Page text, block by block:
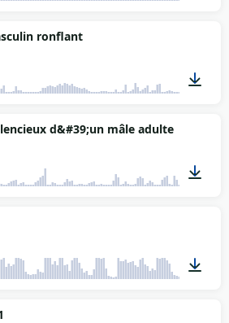
ronflant
d&#39;un mâle adulte